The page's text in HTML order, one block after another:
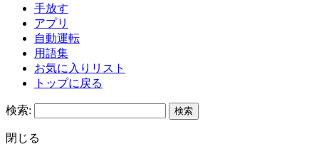
手放す
アプリ
自動運転
用語集
お気に入りリスト
トップに戻る
検索:
閉じる